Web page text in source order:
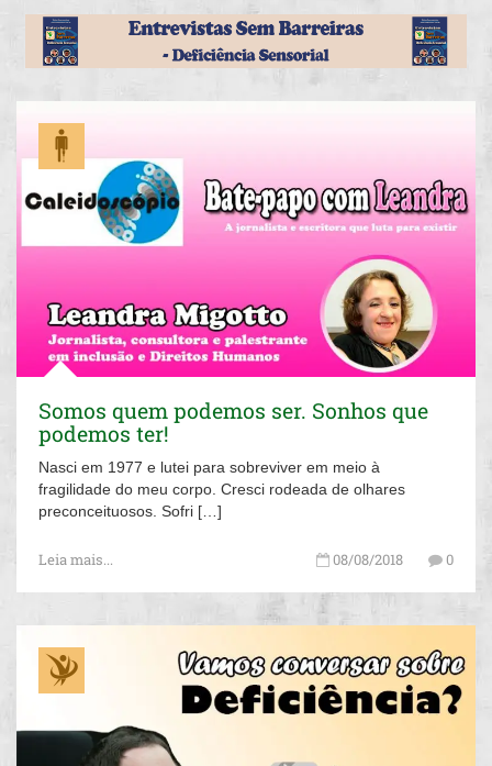
Somos quem podemos ser. Sonhos que
podemos ter!
Nasci em 1977 e lutei para sobreviver em meio à
fragilidade do meu corpo. Cresci rodeada de olhares
preconceituosos. Sofri […]
Leia mais... 08/08/2018 0